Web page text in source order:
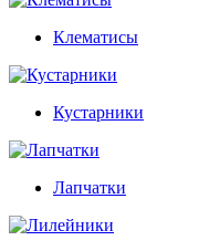
Клематисы
Кустарники
Лапчатки